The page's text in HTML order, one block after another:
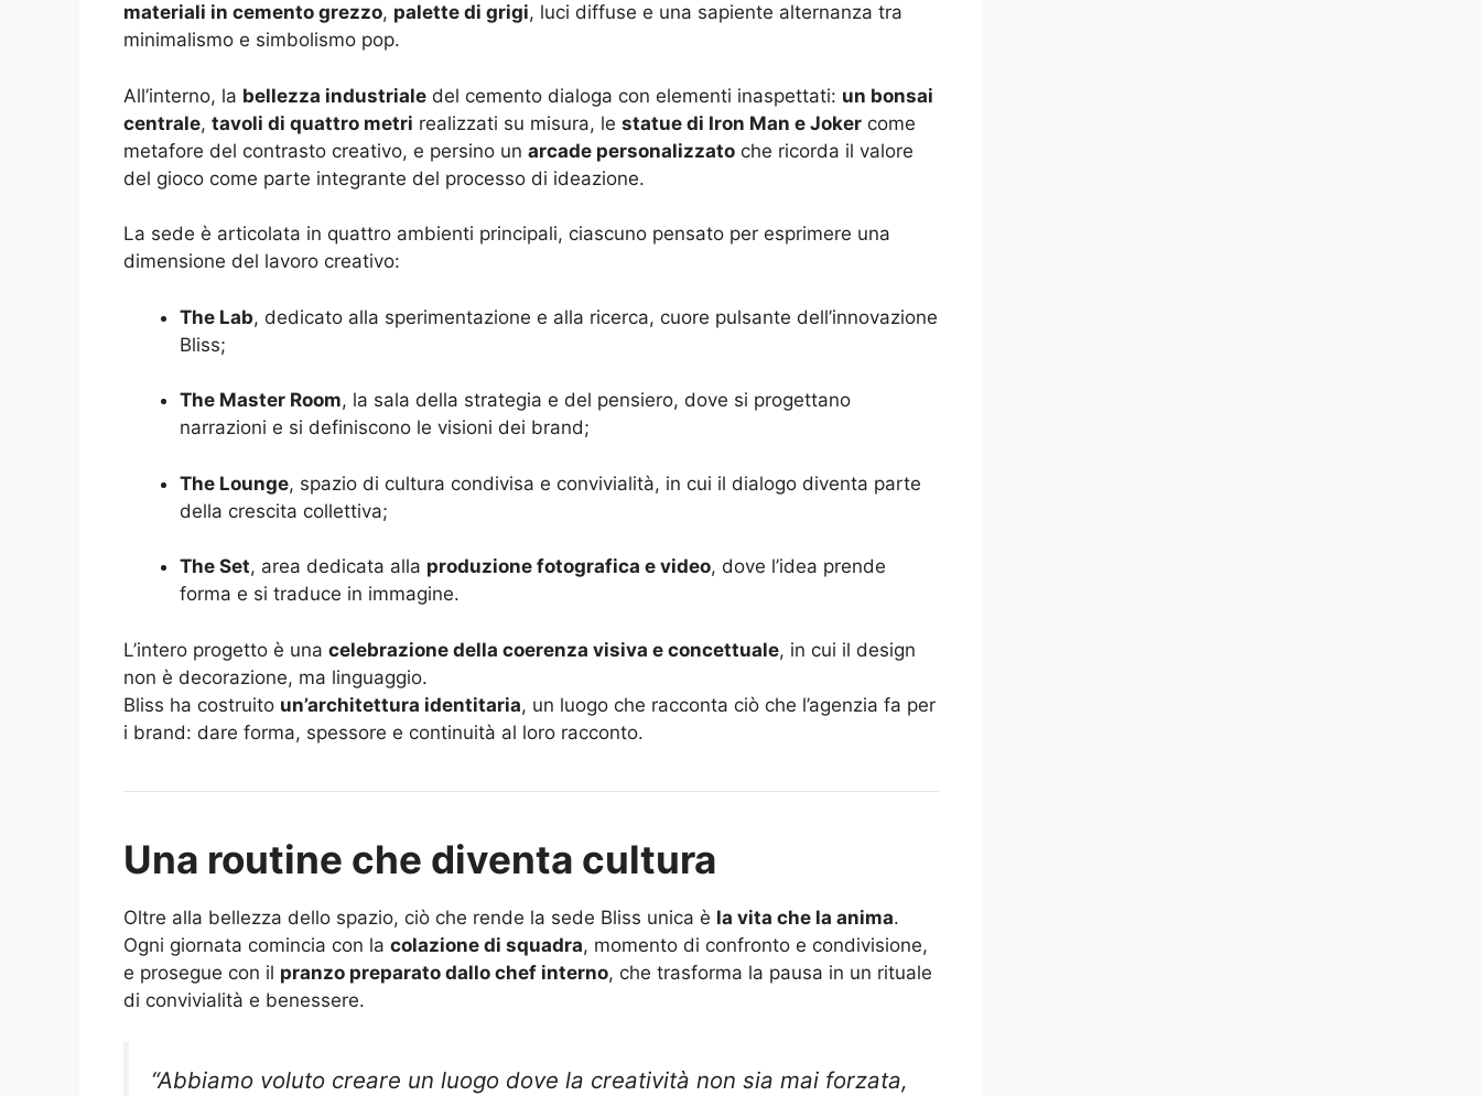
materiali in cemento grezzo, palette di grigi, luci diffuse e una sapiente alternanza tra
minimalismo e simbolismo pop.
All’interno, la bellezza industriale del cemento dialoga con elementi inaspettati: un bonsai
centrale, tavoli di quattro metri realizzati su misura, le statue di Iron Man e Joker come
metafore del contrasto creativo, e persino un arcade personalizzato che ricorda il valore
del gioco come parte integrante del processo di ideazione.
La sede è articolata in quattro ambienti principali, ciascuno pensato per esprimere una
dimensione del lavoro creativo:
The Lab, dedicato alla sperimentazione e alla ricerca, cuore pulsante dell’innovazione
Bliss;
The Master Room, la sala della strategia e del pensiero, dove si progettano
narrazioni e si definiscono le visioni dei brand;
The Lounge, spazio di cultura condivisa e convivialità, in cui il dialogo diventa parte
della crescita collettiva;
The Set, area dedicata alla produzione fotografica e video, dove l’idea prende
forma e si traduce in immagine.
L’intero progetto è una celebrazione della coerenza visiva e concettuale, in cui il design
non è decorazione, ma linguaggio.
Bliss ha costruito un’architettura identitaria, un luogo che racconta ciò che l’agenzia fa per
i brand: dare forma, spessore e continuità al loro racconto.
Una routine che diventa cultura
Oltre alla bellezza dello spazio, ciò che rende la sede Bliss unica è la vita che la anima.
Ogni giornata comincia con la colazione di squadra, momento di confronto e condivisione,
e prosegue con il pranzo preparato dallo chef interno, che trasforma la pausa in un rituale
di convivialità e benessere.
“Abbiamo voluto creare un luogo dove la creatività non sia mai forzata,